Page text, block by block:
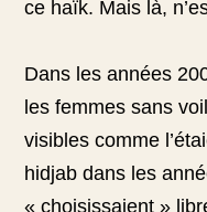
ce haïk. Mais là,
Dans les années
les femmes sans
visibles comme
hidjab dans les
« choisissaient »